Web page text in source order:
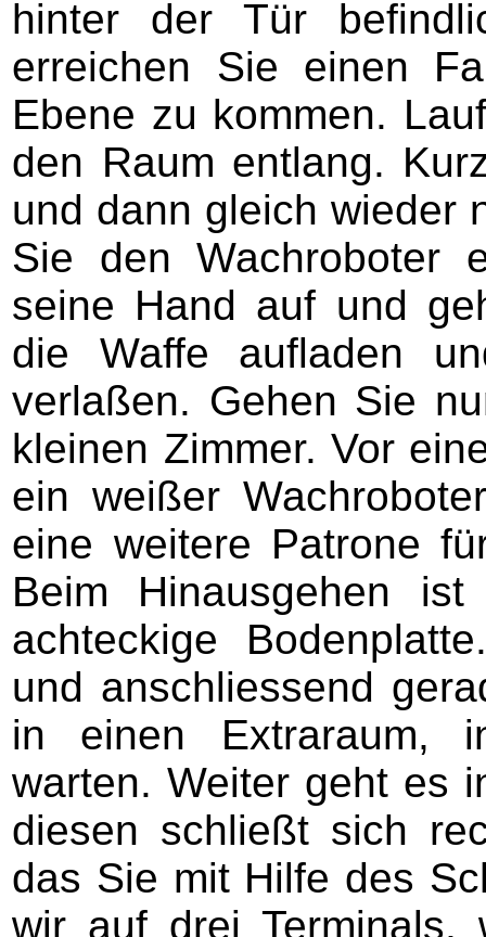
hinter der Tür
erreichen Sie einen
Ebene zu kommen.
den Raum entlang.
und dann gleich wieder
Sie den Wachroboter
seine Hand auf und
die Waffe aufladen
verlaßen. Gehen Sie
kleinen Zimmer. Vor
ein weißer
eine weitere Patrone
Beim Hinausgehen
achteckige
und anschliessend
in einen Extraraum,
warten. Weiter geht es
diesen schließt sich
das Sie mit Hilfe des
wir auf drei Terminals,